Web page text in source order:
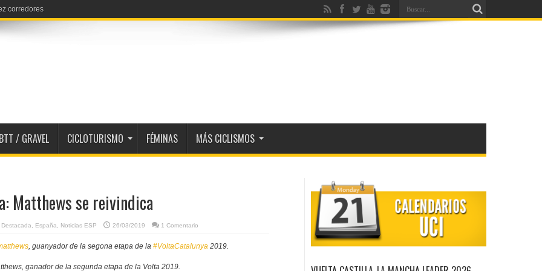
corredores
BTT / GRAVEL CICLOTURISMO FÉMINAS MÁS CICLISMOS
Matthews se reivindica
Destacada España Noticias ESP 26/03/2019 1 Comentario
, guanyador de la segona etapa de la #VoltaCatalunya 2019.
ganador de la segunda etapa de la Volta 2019.